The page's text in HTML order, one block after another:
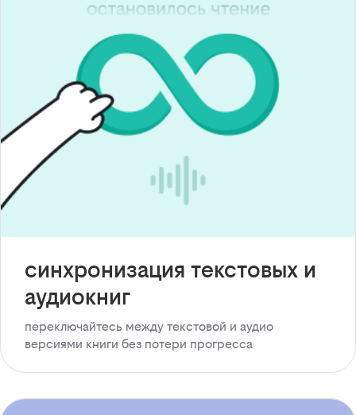
синхронизация текстовых и
аудиокниг
переключайтесь между текстовой и аудио
версиями книги без потери прогресса